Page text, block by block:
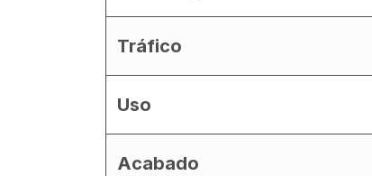
Tráfico
Uso
Acabado